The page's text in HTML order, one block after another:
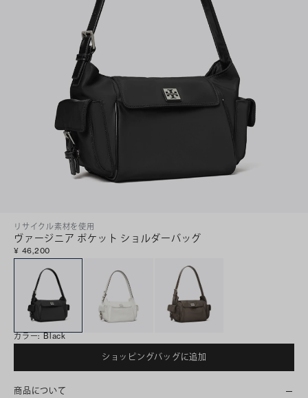
リサイクル素材を使用
ヴァージニア ポケット ショルダーバッグ
¥ 46,200
カラー: Black
ショッピングバッグに追加
商品について